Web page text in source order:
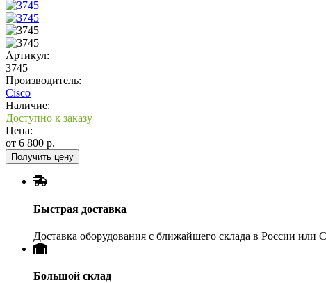
Артикул:
3745
Производитель:
Cisco
Наличие:
Доступно к заказу
Цена:
от 6 800 р.
Получить цену
Быстрая доставка
Доставка оборудования с ближайшего склада в России или
Большой склад